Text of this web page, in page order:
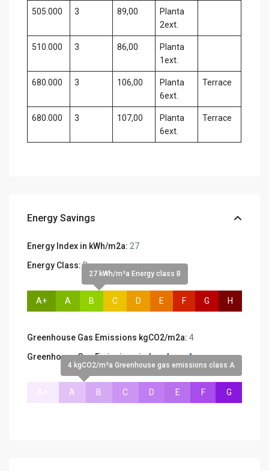
505.000 3 89,00
Planta
2ext.
510.000 3 86,00
Planta
1ext.
680.000 3 106,00
Planta
6ext.
Terrace
680.000 3 107,00
Planta
6ext.
Terrace
Energy Savings
Energy Index in kWh/m2a: 27
Energy Class:B
A+ A
27 kWh/m²a Energy class B
B C D E F G H
Greenhouse Gas Emissions kgCO2/m2a: 4
Greenhouse Gas Emissions index class:A
4 kgCO2/m²a Greenhouse gas emissions class A
A B C D E F G